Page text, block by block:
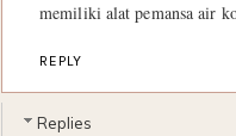
memiliki alat pemansa air
REPLY
Replies